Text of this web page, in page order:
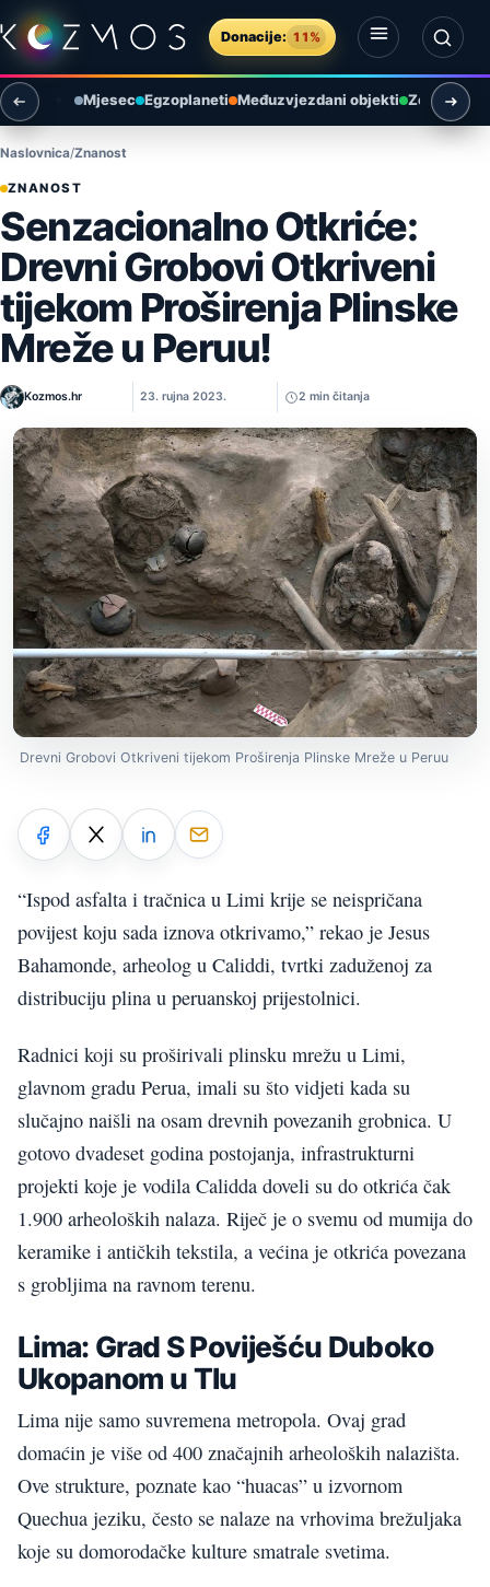
Preskoči na sadržaj
Donacije: 11%
Otvori izbornik
Otvori pretragu
Mjesec Egzoplaneti Međuzvjezdani objekti Zemlja i
Naslovnica Znanost
ZNANOST
Senzacionalno Otkriće:
Drevni Grobovi Otkriveni
tijekom Proširenja Plinske
Mreže u Peruu!
Kozmos.hr 23. rujna 2023. 2 min čitanja
Drevni Grobovi Otkriveni tijekom Proširenja Plinske Mreže u Peruu
“Ispod asfalta i tračnica u Limi krije se neispričana
povijest koju sada iznova otkrivamo,” rekao je Jesus
Bahamonde, arheolog u Caliddi, tvrtki zaduženoj za
distribuciju plina u peruanskoj prijestolnici.
Radnici koji su proširivali plinsku mrežu u Limi,
glavnom gradu Perua, imali su što vidjeti kada su
slučajno naišli na osam drevnih povezanih grobnica. U
gotovo dvadeset godina postojanja, infrastrukturni
projekti koje je vodila Calidda doveli su do otkrića čak
1.900 arheoloških nalaza. Riječ je o svemu od mumija do
keramike i antičkih tekstila, a većina je otkrića povezana
s grobljima na ravnom terenu.
Lima: Grad S Poviješću Duboko
Ukopanom u Tlu
Lima nije samo suvremena metropola. Ovaj grad
domaćin je više od 400 značajnih arheoloških nalazišta.
Ove strukture, poznate kao “huacas” u izvornom
Quechua jeziku, često se nalaze na vrhovima brežuljaka
koje su domorodačke kulture smatrale svetima.